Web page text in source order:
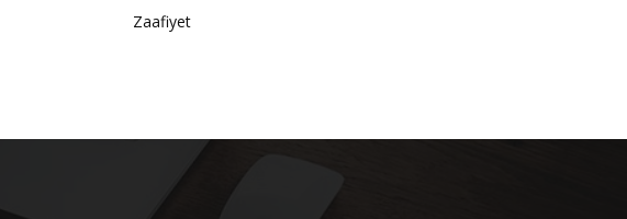
Zaafiyet